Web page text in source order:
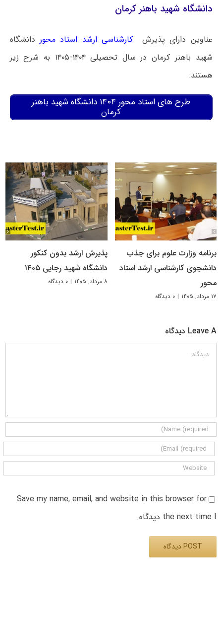
دانشگاه شهید باهنر کرمان
عناوین دارای پذیرش کارشناسی ارشد استاد محور دانشگاه
شهید باهنر کرمان در سال تحصیلی ۱۴۰۴-۱۴۰۵ به شرح زیر
هستند:
طرح های استاد محور ۱۴۰۴ دانشگاه شهید باهنر
کرمان
برنامه وزارت علوم برای جذب
دانشجوی کارشناسی ارشد استاد
محور
۱۷ مرداد, ۱۴۰۵ | ۰ دیدگاه
پذیرش ارشد بدون کنکور
دانشگاه شهید رجایی ۱۴۰۵
۸ مرداد, ۱۴۰۵ | ۰ دیدگاه
Leave A دیدگاه
دیدگاه
Save my name, email, and website in this browser for
the next time I دیدگاه.